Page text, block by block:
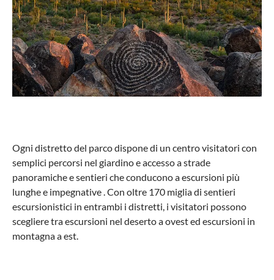
Ogni distretto del parco dispone di un centro visitatori con
semplici percorsi nel giardino e accesso a strade
panoramiche e sentieri che conducono a escursioni più
lunghe e impegnative . Con oltre 170 miglia di sentieri
escursionistici in entrambi i distretti, i visitatori possono
scegliere tra escursioni nel deserto a ovest ed escursioni in
montagna a est.